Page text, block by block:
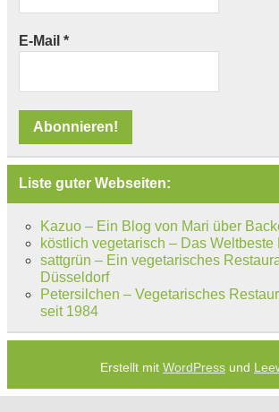
E-Mail *
Liste guter Webseiten:
Kazuo – Ein Blog von Mari über
köstlich vegetarisch – Das Weltbeste
sattgrün – Ein vegetarisches
Düsseldorf
Petersilchen – Vegetarisches
seit 1984
Erstellt mit WordPress und